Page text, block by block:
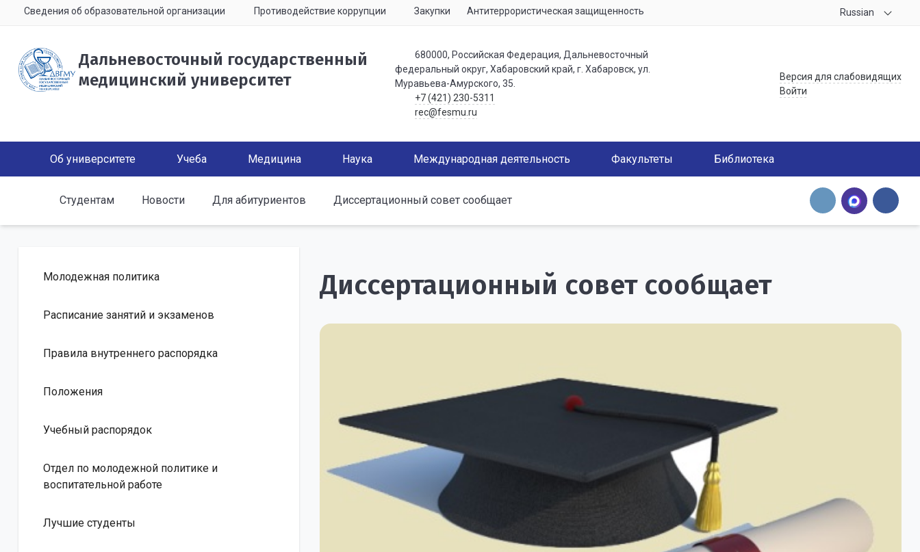
Сведения об образовательной организации Противодействие коррупции Закупки Антитеррористическая защищенность Russian
Дальневосточный государственный
медицинский университет
680000, Российская Федерация, Дальневосточный
федеральный округ, Хабаровский край, г. Хабаровск, ул.
Муравьева-Амурского, 35.
+7 (421) 230-5311
rec@fesmu.ru
Версия для слабовидящих
Войти
Об университете Учеба Медицина Наука Международная деятельность Факультеты Библиотека
Студентам Новости Для абитуриентов Диссертационный совет сообщает
Молодежная политика
Расписание занятий и экзаменов
Правила внутреннего распорядка
Положения
Учебный распорядок
Отдел по молодежной политике и
воспитательной работе
Лучшие студенты
Диссертационный совет сообщает